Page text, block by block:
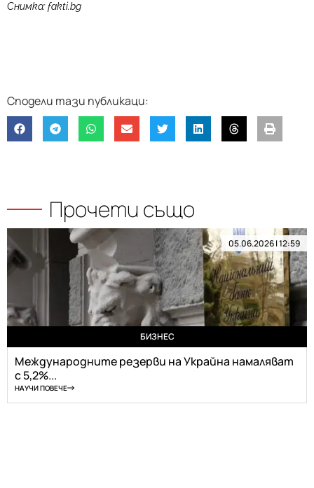
Снимка: fakti.bg
Прочети също
05.06.2026 | 12:59
БИЗНЕС
Международните резерви на Украйна намаляват
с 5,2%...
НАУЧИ ПОВЕЧЕ